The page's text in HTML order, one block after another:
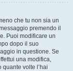
che tu non sia un
premendo il
Puoi modificare un
dopo il suo
in questione. Se
una modifica,
volte l’hai